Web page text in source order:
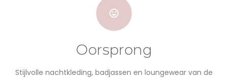
Oorsprong
Stijlvolle nachtkleding, badjassen en loungewear van de